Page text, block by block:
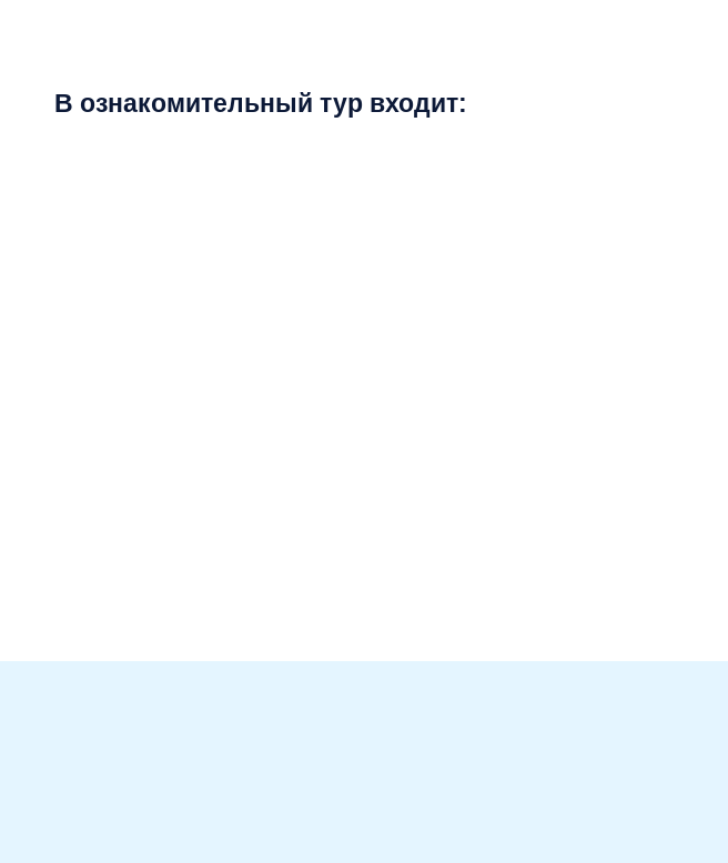
В ознакомительный тур входит: